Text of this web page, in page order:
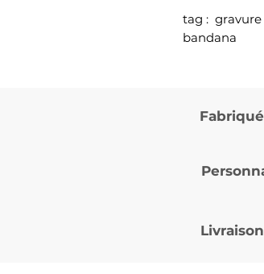
tag : gravure
bandana